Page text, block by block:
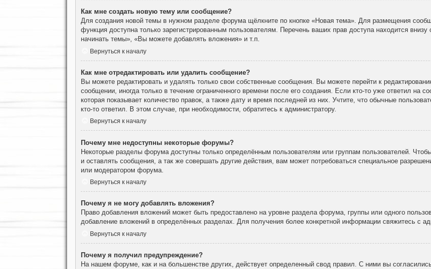
Как мне создать новую тему или сообщение?
Для создания новой темы в нужном разделе форума щёлкните по кнопке «Новая тема». Для размещения
функция доступна только зарегистрированным пользователям. Перечень ваших прав доступа находится
начинать темы», «Вы можете добавлять вложения» и т.п.
Вернуться к началу
Как мне отредактировать или удалить сообщение?
Вы можете редактировать и удалять только свои собственные сообщения. Вы можете перейти к
сообщении, иногда только в течение ограниченного времени после его создания. Если кто-то уже ответил на
которая показывает количество правок, а также дату и время последней из них. Учтите, что обычные
кто-то ответил. В этом случае, при необходимости, обратитесь к администратору.
Вернуться к началу
Почему мне недоступны некоторые форумы?
Некоторые разделы форума доступны только определённым пользователям или группам пользователей.
и оставлять сообщения, а так же совершать другие действия, вам может потребоваться специальное
или модератором форума.
Вернуться к началу
Почему я не могу добавлять вложения?
Право добавления вложений может быть предоставлено на уровне раздела форума, группы или одного
добавление вложений в определённых разделах. Для получения более конкретной информации свяжитесь с
Вернуться к началу
Почему я получил предупреждение?
На нашем форуме, как и на большенстве других, действует определенный свод правил. С ними вы